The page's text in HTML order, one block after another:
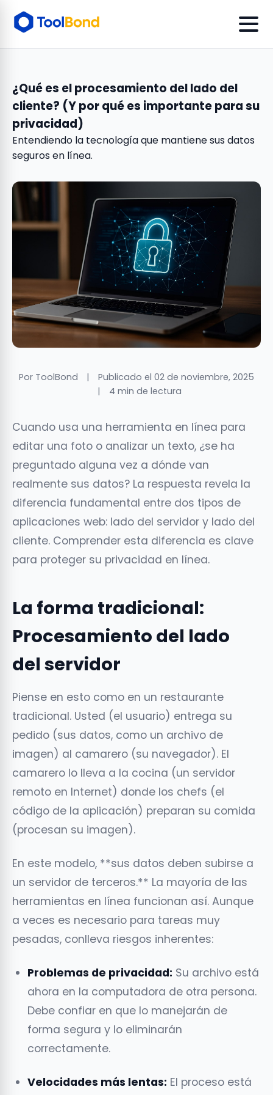
¿Qué es el procesamiento del lado del
cliente? (Y por qué es importante para su
privacidad)
Entendiendo la tecnología que mantiene sus datos
seguros en línea.
Por ToolBond |
Publicado el 02 de noviembre, 2025
|
4 min de lectura
Cuando usa una herramienta en línea para
editar una foto o analizar un texto, ¿se ha
preguntado alguna vez a dónde van
realmente sus datos? La respuesta revela la
diferencia fundamental entre dos tipos de
aplicaciones web: lado del servidor y lado del
cliente. Comprender esta diferencia es clave
para proteger su privacidad en línea.
La forma tradicional:
Procesamiento del lado
del servidor
Piense en esto como en un restaurante
tradicional. Usted (el usuario) entrega su
pedido (sus datos, como un archivo de
imagen) al camarero (su navegador). El
camarero lo lleva a la cocina (un servidor
remoto en Internet) donde los chefs (el
código de la aplicación) preparan su comida
(procesan su imagen).
En este modelo, **sus datos deben subirse a
un servidor de terceros.** La mayoría de las
herramientas en línea funcionan así. Aunque
a veces es necesario para tareas muy
pesadas, conlleva riesgos inherentes:
Problemas de privacidad: Su archivo está
ahora en la computadora de otra persona.
Debe confiar en que lo manejarán de
forma segura y lo eliminarán
correctamente.
Velocidades más lentas: El proceso está